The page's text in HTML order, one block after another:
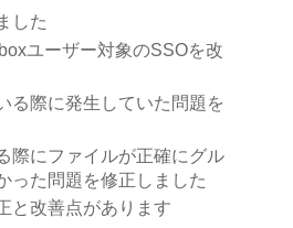
した
ユーザー対象のSSOを改
る際に発生していた問題を
際にファイルが正確にグル
った問題を修正しました
と改善点があります